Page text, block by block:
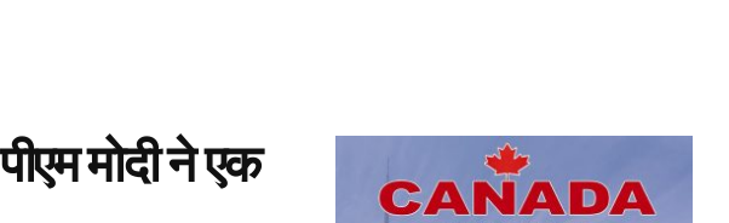
मोदी ने एक